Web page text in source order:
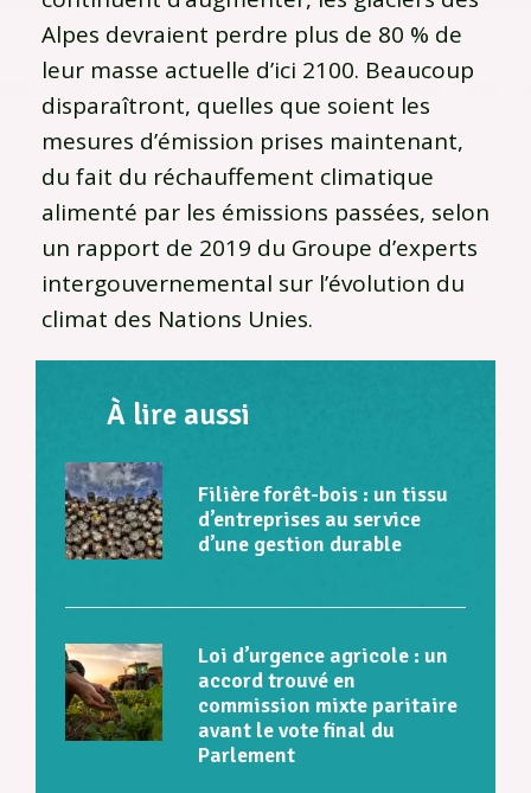
Alpes devraient perdre plus de 80 % de
leur masse actuelle d’ici 2100. Beaucoup
disparaîtront, quelles que soient les
mesures d’émission prises maintenant,
du fait du réchauffement climatique
alimenté par les émissions passées, selon
un rapport de 2019 du Groupe d’experts
intergouvernemental sur l’évolution du
climat des Nations Unies.
À lire aussi
Filière forêt-bois : un tissu
d’entreprises au service
d’une gestion durable
Loi d’urgence agricole : un
accord trouvé en
commission mixte paritaire
avant le vote final du
Parlement